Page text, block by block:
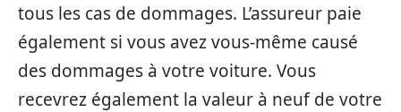
tous les cas de dommages. L’assureur paie
également si vous avez vous-même causé
des dommages à votre voiture. Vous
recevrez également la valeur à neuf de votre